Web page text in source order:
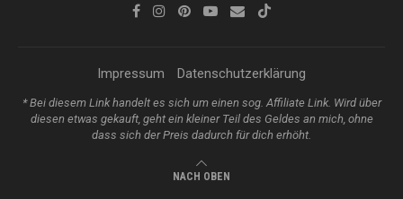
Impressum Datenschutzerklärung
* Bei diesem Link handelt es sich um einen sog. Affiliate Link. Wird über
diesen etwas gekauft, geht ein kleiner Teil des Geldes an mich, ohne
dass sich der Preis dadurch für dich erhöht.
NACH OBEN